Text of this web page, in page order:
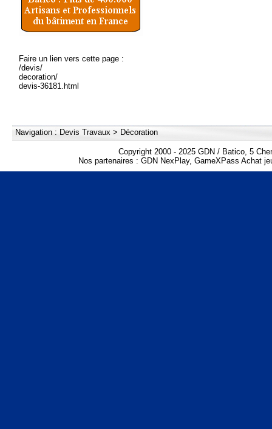
Faire un lien vers cette page :
/devis/
decoration/
devis-36181.html
Navigation : Devis Travaux > Décoration
Copyright 2000 - 2025 GDN / Batico, 5
Nos partenaires : GDN NexPlay, GameXPass Achat